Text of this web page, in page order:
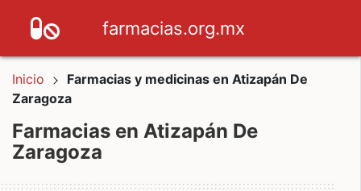
farmacias.org.mx
Inicio
Farmacias y medicinas en Atizapán De
Zaragoza
Farmacias en Atizapán De
Zaragoza